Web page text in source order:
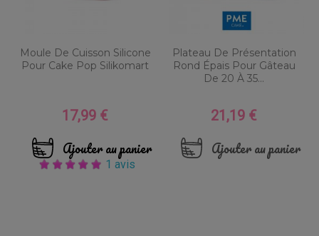
Moule De Cuisson Silicone
Pour Cake Pop Silikomart
Prix
17,99 €
Ajouter au panier
1 avis
Plateau De Présentation
Rond Épais Pour Gâteau
De 20 À 35...
Prix
21,19 €
Ajouter au panier